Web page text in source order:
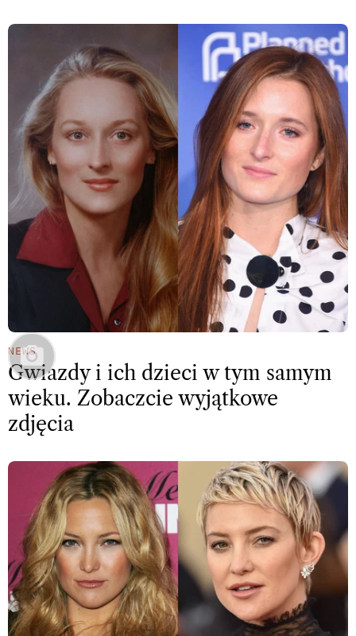
NEWS
Gwiazdy i ich dzieci w tym samym
wieku. Zobaczcie wyjątkowe
zdjęcia